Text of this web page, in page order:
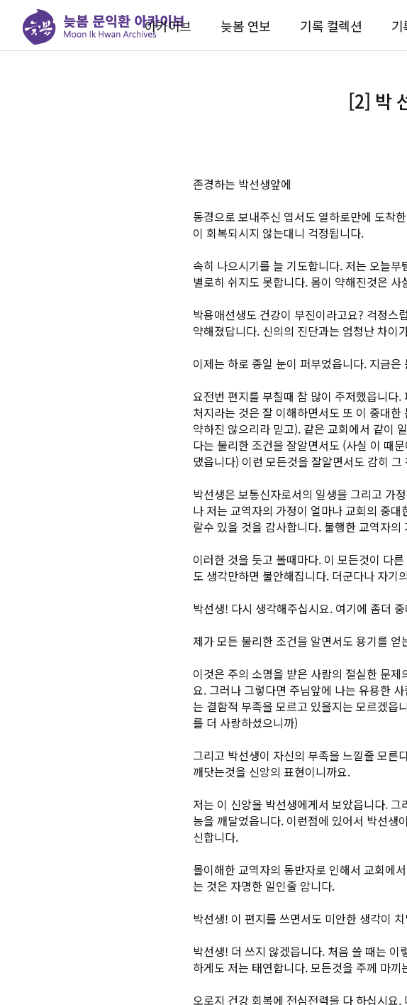
아카이브 늦봄 연보 기록 컬렉션 기
[2] 박
존경하는 박선생앞에
동경으로 보내주신 엽서도 열하로만에 도착
이 회복되시지 않는대니 걱정됩니다.
속히 나으시기를 늘 기도합니다. 저는 오늘
별로히 쉬지도 못합니다. 몸이 약해진것은
박용애선생도 건강이 부진이라고요? 걱정스
약해졌답니다. 신의의 진단과는 엄청난 차이
이제는 하로 종일 눈이 퍼부었읍니다. 지금
요전번 편지를 부칠때 참 많이 주저했읍니다
처지라는 것은 잘 이해하면서도 또 이 중대
약하진 않으리라 믿고). 같은 교회에서 같이
다는 불리한 조건을 잘알면서도 (사실 이 때
댔읍니다) 이런 모든것을 잘알면서도 감히
박선생은 보통신자로서의 일생을 그리고 가
나 저는 교역자의 가정이 얼마나 교회의 중
랄수 있을 것을 감사합니다. 불행한 교역자
이러한 것을 듯고 볼때마다. 이 모든것이 다
도 생각만하면 불안해집니다. 더군다나 자기
박선생! 다시 생각해주십시요. 여기에 좀더
제가 모든 불리한 조건을 알면서도 용기를
이것은 주의 소명을 받은 사람의 절실한 문
요. 그러나 그렇다면 주님앞에 나는 유용한
는 결함적 부족을 모르고 있을지는 모르겠읍
를 더 사랑하셨으니까)
그리고 박선생이 자신의 부족을 느낄줄 모른
깨닷는것을 신앙의 표현이니까요.
저는 이 신앙을 박선생에게서 보았읍니다.
능을 깨달었읍니다. 이런점에 있어서 박선생
신합니다.
몰이해한 교역자의 동반자로 인해서 교회에
는 것은 자명한 일인줄 암니다.
박선생! 이 편지를 쓰면서도 미안한 생각이
박선생! 더 쓰지 않겠읍니다. 처음 쓸 때는
하게도 저는 태연합니다. 모든것을 주께 마
오로지 건강 회복에 전심전력을 다 하십시요